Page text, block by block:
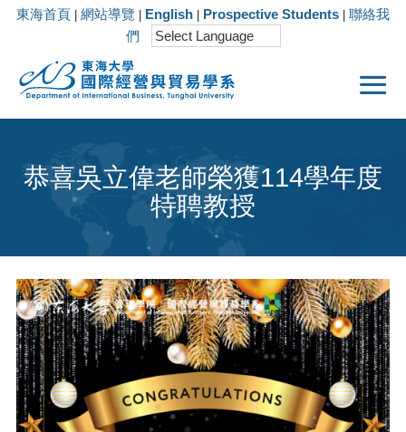
東海首頁 網站導覽 English Prospective Students
聯絡我
們
恭喜吳立偉老師榮獲114學年度
特聘教授